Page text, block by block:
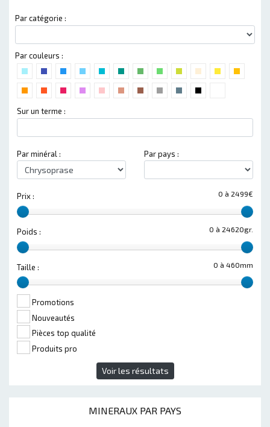
Par catégorie :
Par couleurs :
Sur un terme :
Par minéral : Par pays :
0 à 2499€
Prix :
0 à 24620gr.
Poids :
0 à 460mm
Taille :
Promotions
Nouveautés
Pièces top qualité
Produits pro
Voir les résultats
MINERAUX PAR PAYS